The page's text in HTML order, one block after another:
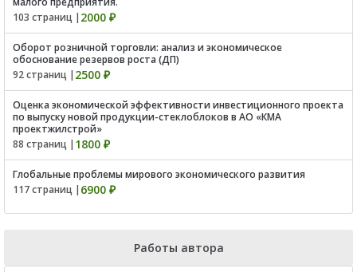
103 страниц | 2000 ₽
Оборот розничной торговли: анализ и экономическое
обоснование резервов роста (ДП)
92 страниц | 2500 ₽
Оценка экономической эффективности инвестиционного проекта
по выпуску новой продукции-стеклоблоков в АО «КМА
проектжилстрой»
88 страниц | 1800 ₽
Глобальные проблемы мирового экономического развития
117 страниц | 6900 ₽
Работы автора